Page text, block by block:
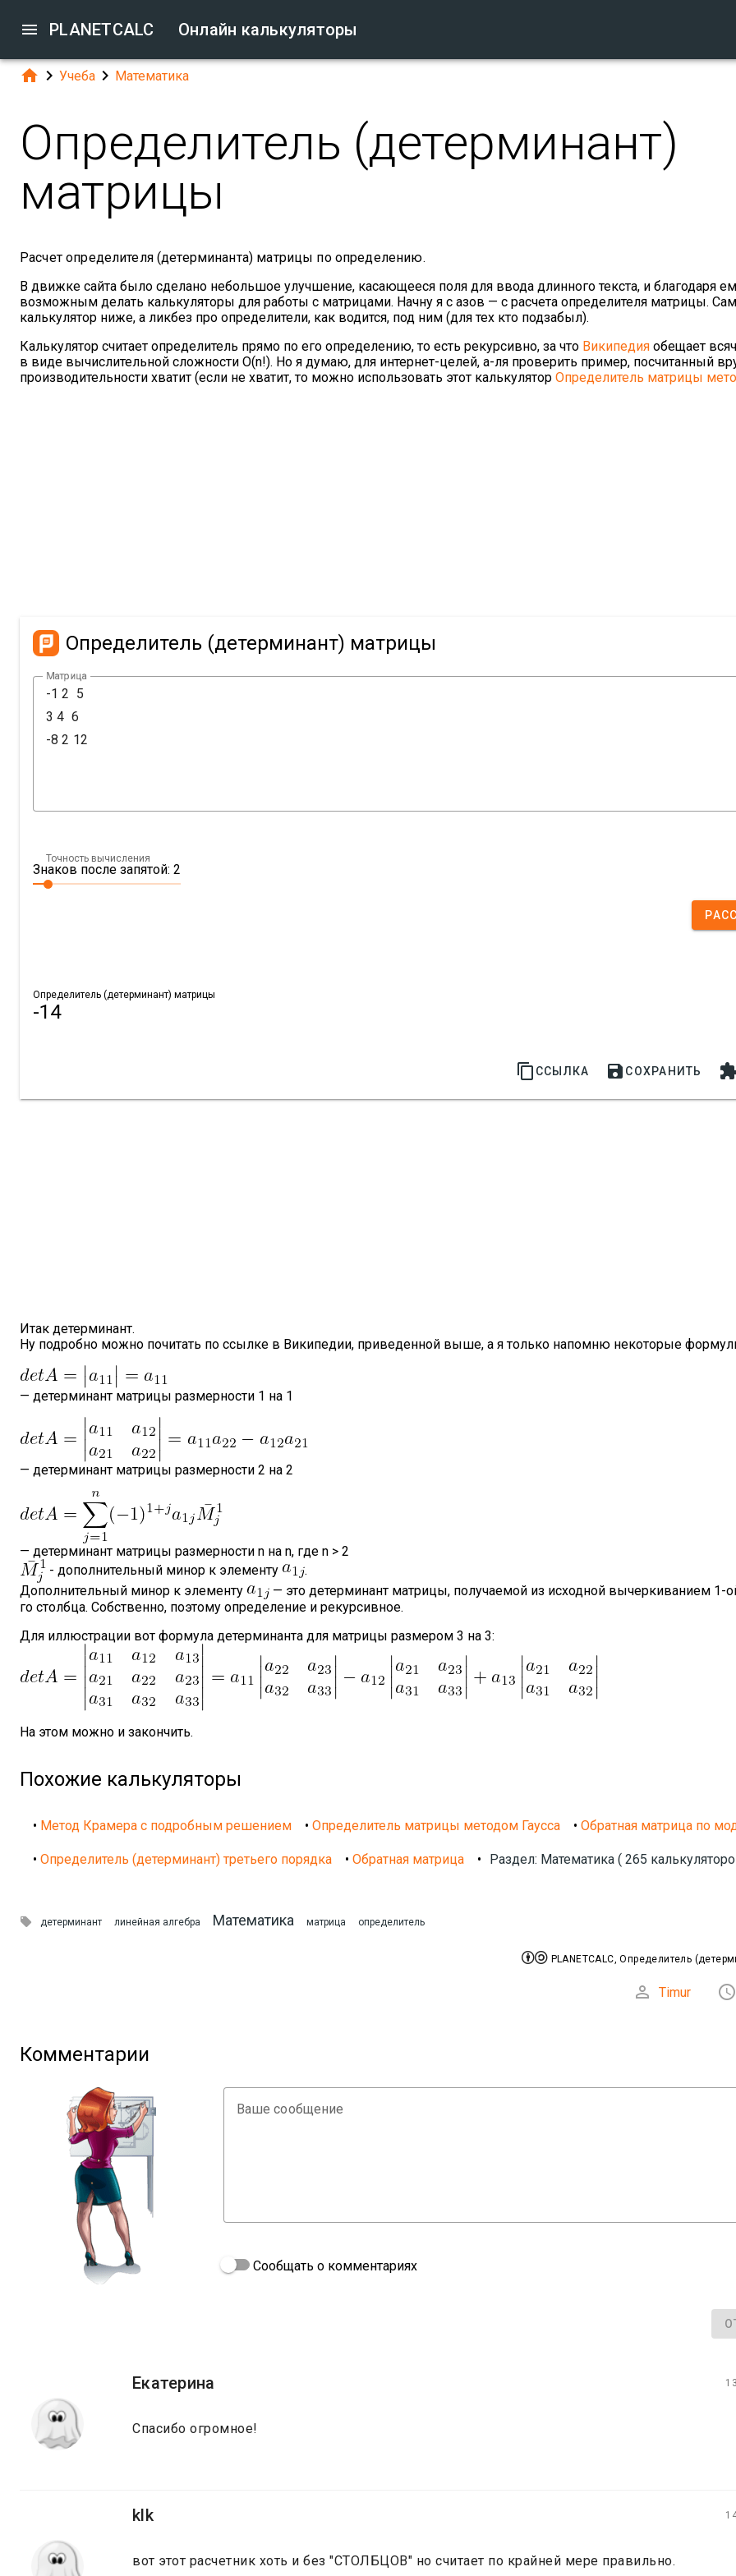
 PLANETCALC Онлайн калькуляторы
  Учеба  Математика
Определитель (детерминант)
матрицы
Расчет определителя (детерминанта) матрицы по определению.
В движке сайта было сделано небольшое улучшение, касающееся поля для ввода длинного текста, и благодаря
возможным делать калькуляторы для работы с матрицами. Начну я с азов — с расчета определителя матрицы. Сам
калькулятор ниже, а ликбез про определители, как водится, под ним (для тех кто подзабыл).
Калькулятор считает определитель прямо по его определению, то есть рекурсивно, за что Википедия обещает
в виде вычислительной сложности O(n!). Но я думаю, для интернет-целей, а-ля проверить пример, посчитанный
производительности хватит (если не хватит, то можно использовать этот калькулятор Определитель матрицы
Определитель (детерминант) матрицы
Матрица
Точность вычисления
Знаков после запятой: 2
Определитель (детерминант) матрицы
-14
 ССЫЛКА  СОХРАНИТЬ
Итак детерминант.
Ну подробно можно почитать по ссылке в Википедии, приведенной выше, а я только напомню некоторые
— детерминант матрицы размерности 1 на 1
— детерминант матрицы размерности 2 на 2
— детерминант матрицы размерности n на n, где n > 2
- дополнительный минор к элементу
.
Дополнительный минор к элементу
— это детерминант матрицы, получаемой из исходной вычеркиванием 1-
го столбца. Собственно, поэтому определение и рекурсивное.
Для иллюстрации вот формула детерминанта для матрицы размером 3 на 3:
На этом можно и закончить.
Похожие калькуляторы
• Метод Крамера с подробным решением • Определитель матрицы методом Гаусса • Обратная матрица по
• Определитель (детерминант) третьего порядка • Обратная матрица • Раздел: Математика ( 265
 детерминант линейная алгебра Математика матрица определитель
 PLANETCALC, Определитель
 Timur 
Комментарии
Ваше сообщение
Сообщать о комментариях
Екатерина
Спасибо огромное!
klk
вот этот расчетник хоть и без "СТОЛБЦОВ" но считает по крайней мере правильно.